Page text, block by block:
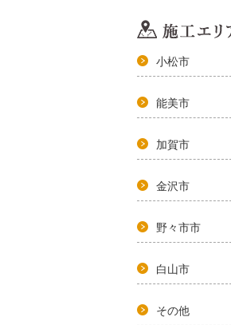
小松市
能美市
加賀市
金沢市
野々市市
白山市
その他